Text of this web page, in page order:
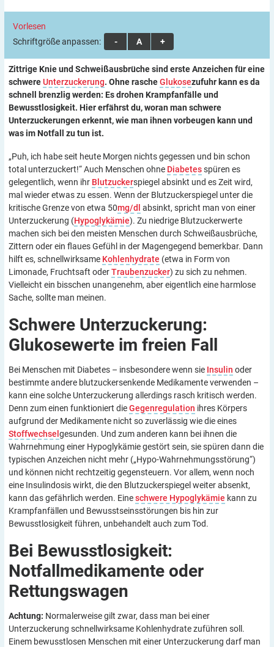
Vorlesen
Schriftgröße anpassen:
A A A
Zittrige Knie und Schweißausbrüche sind erste Anzeichen für eine
schwereUnterzuckerung. Ohne rascheGlukosezufuhr kann es da
schnell brenzlig werden: Es drohen Krampfanfälle und
Bewusstlosigkeit. Hier erfährst du, woran man schwere
Unterzuckerungen erkennt, wie man ihnen vorbeugen kann und
was im Notfall zu tun ist.
„Puh, ich habe seit heute Morgen nichts gegessen und bin schon
total unterzuckert!“ Auch Menschen ohne Diabetesspüren es
gelegentlich, wenn ihr Blutzuckerspiegel absinkt und es Zeit wird,
mal wieder etwas zu essen. Wenn der Blutzuckerspiegel unter die
kritische Grenze von etwa 50mg/dl absinkt, spricht man von einer
Unterzuckerung (Hypoglykämie). Zu niedrige Blutzuckerwerte
machen sich bei den meisten Menschen durch Schweißausbrüche,
Zittern oder ein flaues Gefühl in der Magengegend bemerkbar. Dann
hilft es, schnellwirksame Kohlenhydrate (etwa in Form von
Limonade, Fruchtsaft oderTraubenzucker) zu sich zu nehmen.
Vielleicht ein bisschen unangenehm, aber eigentlich eine harmlose
Sache, sollte man meinen.
Schwere Unterzuckerung:
Glukosewerte im freien Fall
Bei Menschen mit Diabetes – insbesondere wenn sie Insulin oder
bestimmte andere blutzuckersenkende Medikamente verwenden –
kann eine solche Unterzuckerung allerdings rasch kritisch werden.
Denn zum einen funktioniert dieGegenregulation ihres Körpers
aufgrund der Medikamente nicht so zuverlässig wie die eines
Stoffwechsel gesunden. Und zum anderen kann bei ihnen die
Wahrnehmung einer Hypoglykämie gestört sein, sie spüren dann die
typischen Anzeichen nicht mehr („Hypo-Wahrnehmungsstörung“)
und können nicht rechtzeitig gegensteuern. Vor allem, wenn noch
eine Insulindosis wirkt, die den Blutzuckerspiegel weiter absenkt,
kann das gefährlich werden. Eineschwere Hypoglykämie kann zu
Krampfanfällen und Bewusstseinsstörungen bis hin zur
Bewusstlosigkeit führen, unbehandelt auch zum Tod.
Bei Bewusstlosigkeit:
Notfallmedikamente oder
Rettungswagen
Achtung: Normalerweise gilt zwar, dass man bei einer
Unterzuckerung schnellwirksame Kohlenhydrate zuführen soll.
Einem bewusstlosen Menschen mit einer Unterzuckerung darf man